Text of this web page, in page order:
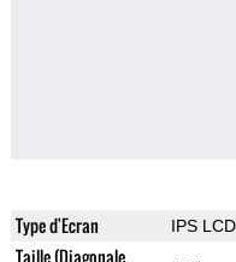
Type d'Ecran IPS LCD
Taille (Diagonale,